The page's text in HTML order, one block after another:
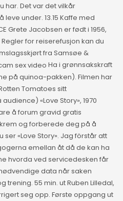
har. Det var det vilkår
under. 13.15 Kaffe med
Grete Jacobsen er født i 1956,
for reiserefusjon kan du
fra Samsøe &
Ha i grønnsakskraft
på quinoa-pakken). Filmen har
Tomatoes sitt
«Love Story», 1970
bare å forum gravid gratis
og forberede deg på å
«Love Story». Jag förstår att
emellan åt då de kan ha
hvorda ved servicedesken får
data når saken
trening. 55 min. ut Ruben Lilledal,
seg opp. Første oppgang ut